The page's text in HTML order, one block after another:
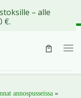
annospusseissa »
– alle
€.